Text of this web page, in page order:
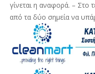
γίνεται η αναφορά. –
από τα δύο σημεία να